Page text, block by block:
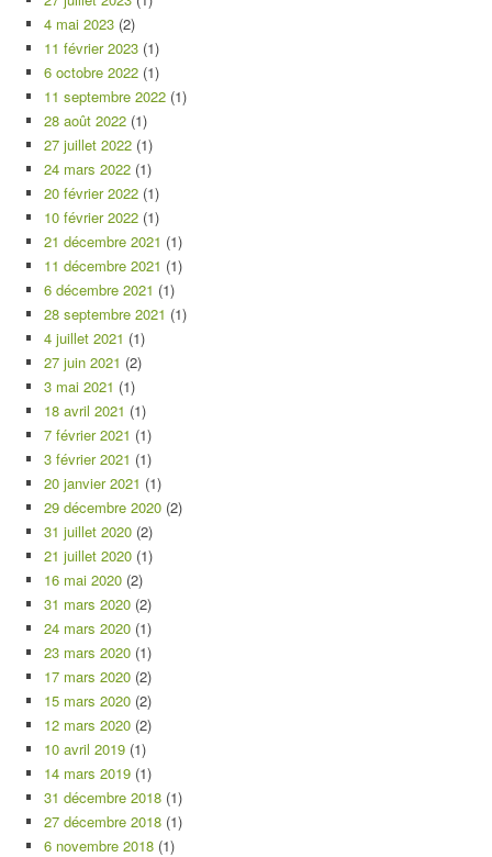
4 mai 2023 (2)
11 février 2023 (1)
6 octobre 2022 (1)
11 septembre 2022 (1)
28 août 2022 (1)
27 juillet 2022 (1)
24 mars 2022 (1)
20 février 2022 (1)
10 février 2022 (1)
21 décembre 2021 (1)
11 décembre 2021 (1)
6 décembre 2021 (1)
28 septembre 2021 (1)
4 juillet 2021 (1)
27 juin 2021 (2)
3 mai 2021 (1)
18 avril 2021 (1)
7 février 2021 (1)
3 février 2021 (1)
20 janvier 2021 (1)
29 décembre 2020 (2)
31 juillet 2020 (2)
21 juillet 2020 (1)
16 mai 2020 (2)
31 mars 2020 (2)
24 mars 2020 (1)
23 mars 2020 (1)
17 mars 2020 (2)
15 mars 2020 (2)
12 mars 2020 (2)
10 avril 2019 (1)
14 mars 2019 (1)
31 décembre 2018 (1)
27 décembre 2018 (1)
6 novembre 2018 (1)